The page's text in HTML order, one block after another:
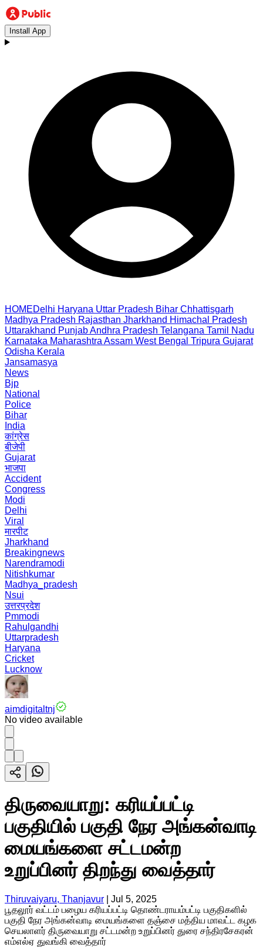
Install App
HOMEDelhi Haryana Uttar Pradesh Bihar Chhattisgarh
Madhya Pradesh Rajasthan Jharkhand Himachal Pradesh
Uttarakhand PunjabAndhra Pradesh Telangana Tamil Nadu
Karnataka Maharashtra Assam West Bengal Tripura Gujarat
Odisha Kerala
Jansamasya
News
Bjp
National
Police
Bihar
India
कांग्रेस
बीजेपी
Gujarat
भाजपा
Accident
Congress
Modi
Delhi
Viral
मारपीट
Jharkhand
Breakingnews
Narendramodi
Nitishkumar
Madhya_pradesh
Nsui
उत्तरप्रदेश
Pmmodi
Rahulgandhi
Uttarpradesh
Haryana
Cricket
Lucknow
aimdigitaltnj
No video available
திருவையாறு: கரியப்பட்டி
பகுதியில் பகுதி நேர அங்கன்வாடி
மையங்களை சட்டமன்ற
உறுப்பினர் திறந்து வைத்தார்
Thiruvaiyaru, Thanjavur
Jul 5, 2025
பூதலூர் வட்டம் பழைய கரியப்பட்டி தொண்டராயம்பட்டி பகுதிகளில்
பகுதி நேர அங்கன்வாடி மையங்களை தஞ்சை மத்திய மாவட்ட கழக
செயலாளர் திருவையாறு சட்டமன்ற உறுப்பினர் துரை சந்திரசேகரன்
எம்எல்ஏ துவங்கி வைத்தார்